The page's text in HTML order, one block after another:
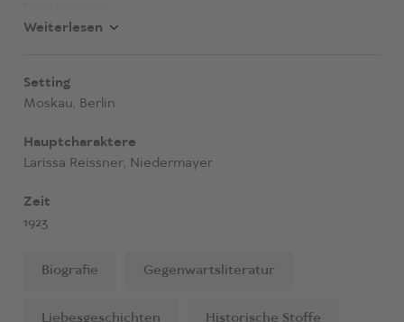
Aus illustrer Familie, lernte sie schon als Kind Lenin kennen, sie
Von Moskau bricht Reissner auf nach Berlin – zu ihrer größten
und dem deutschen Militär vermitteln, verkörpert durch General
Tuchatschewski, den „roten Napoleon“, und jenen schillernden Ritter
von Niedermayer.
Zwischen ihr und den beiden Männern entspinnt sich ein
Beziehungsgeflecht, das enorme Sprengkraft hat – in amouröser wie
Weiterlesen
Setting
Moskau, Berlin
Hauptcharaktere
Larissa Reissner, Niedermayer
Zeit
1923
Biografie Gegenwartsliteratur
Liebesgeschichten Historische Stoffe